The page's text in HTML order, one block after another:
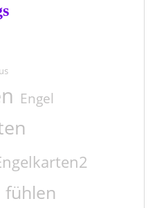
Engel
fühlen